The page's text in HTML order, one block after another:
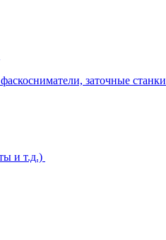
заточные станки
и т.д.)